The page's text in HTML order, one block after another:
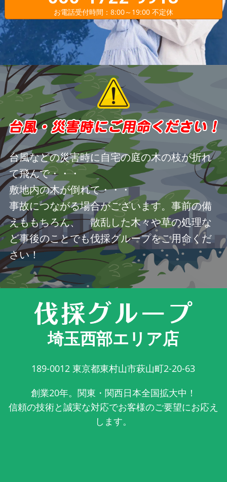
お電話受付時間：8:00～19:00 不定休
台風などの災害時に自宅の庭の木の枝が折れ
て飛んで・・・
敷地内の木が倒れて・・・
事故につながる場合がございます。事前の備
えももちろん、 散乱した木々や草の処理な
ど事後のことでも伐採グループをご用命くだ
さい！
埼玉西部エリア店
189-0012 東京都東村山市萩山町2-20-63
創業20年。関東・関西日本全国拡大中！
信頼の技術と誠実な対応でお客様のご要望にお応え
します。